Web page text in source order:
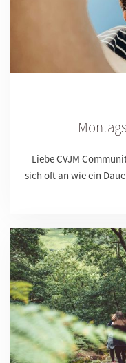
Liebe CVJM
sich oft an wie ein